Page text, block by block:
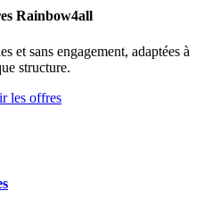
Rainbow4all
et sans engagement, adaptées à
structure.
les offres